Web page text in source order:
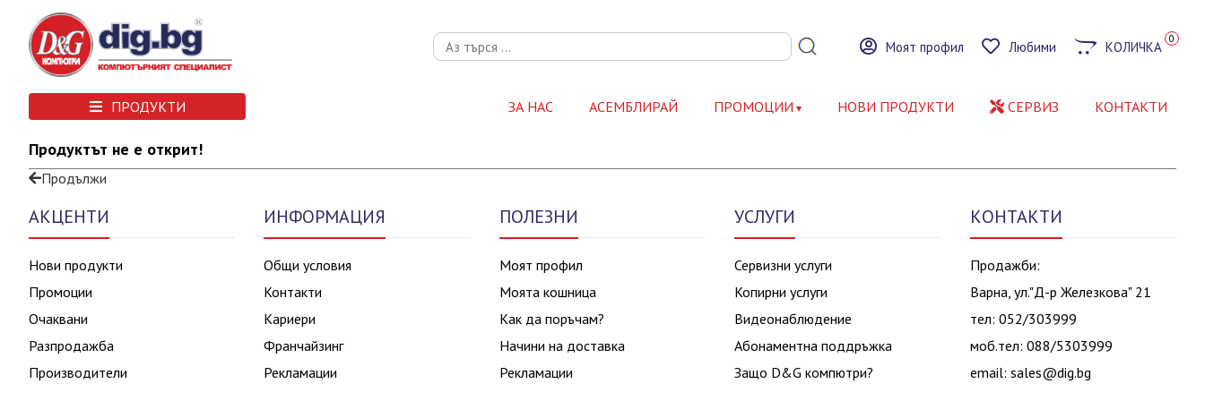
Моят профил Любими КОЛИЧКА 0
ПРОДУКТИ ЗА НАС АСЕМБЛИРАЙ ПРОМОЦИИ НОВИ ПРОДУКТИ СЕРВИЗ КОНТАКТИ
Продуктът не е открит!
Продължи
АКЦЕНТИ
Нови продукти
Промоции
Очаквани
Разпродажба
Производители
ИНФОРМАЦИЯ
Общи условия
Контакти
Кариери
Франчайзинг
Рекламации
ПОЛЕЗНИ
Моят профил
Моята кошница
Как да поръчам?
Начини на доставка
Рекламации
УСЛУГИ
Сервизни услуги
Копирни услуги
Видеонаблюдение
Абонаментна поддръжка
Защо D&G компютри?
КОНТАКТИ
Продажби:
Варна, ул."Д-р Железкова" 21
тел: 052/303999
моб.тел: 088/5303999
email: sales@dig.bg